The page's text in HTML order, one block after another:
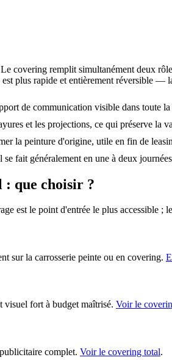
covering remplit simultanément deux
plus rapide et entièrement réversible —
de communication visible dans toute la
et les projections, ce qui préserve la
la peinture d'origine, utile en fin de
fait généralement en une à deux
que choisir ?
est le point d'entrée le plus accessible
sur la carrosserie peinte ou en covering.
visuel fort à budget maîtrisé. Voir le
complet. Voir le covering total.